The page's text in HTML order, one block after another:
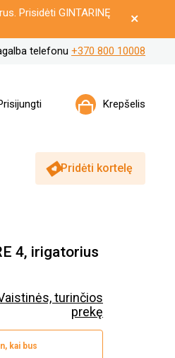
Prisidėti GINTARINĘ
telefonu +370 800 10008
Krepšelis
Pridėti kortelę
4, irigatorius
turinčios
prekę
kai bus